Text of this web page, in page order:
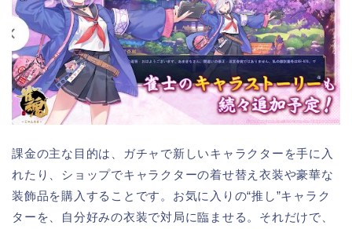
課金の主な目的は、ガチャで新しいキャラクターを手に入
れたり、ショップでキャラクターの着せ替え衣装や豪華な
装飾品を購入することです。お気に入りの“推し”キャラク
ターを、自分好みの衣装で対局に臨ませる。それだけで、